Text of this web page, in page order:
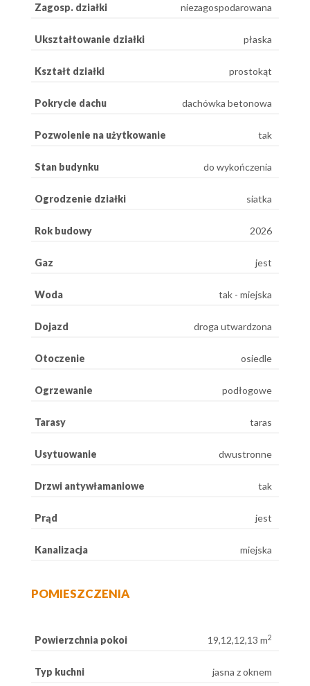
Zagosp. działki niezagospodarowana
Ukształtowanie działki płaska
Kształt działki prostokąt
Pokrycie dachu dachówka betonowa
Pozwolenie na użytkowanie tak
Stan budynku do wykończenia
Ogrodzenie działki siatka
Rok budowy 2026
Gaz jest
Woda tak - miejska
Dojazd droga utwardzona
Otoczenie osiedle
Ogrzewanie podłogowe
Tarasy taras
Usytuowanie dwustronne
Drzwi antywłamaniowe tak
Prąd jest
Kanalizacja miejska
POMIESZCZENIA
Powierzchnia pokoi 19,12,12,13 m2
Typ kuchni jasna z oknem